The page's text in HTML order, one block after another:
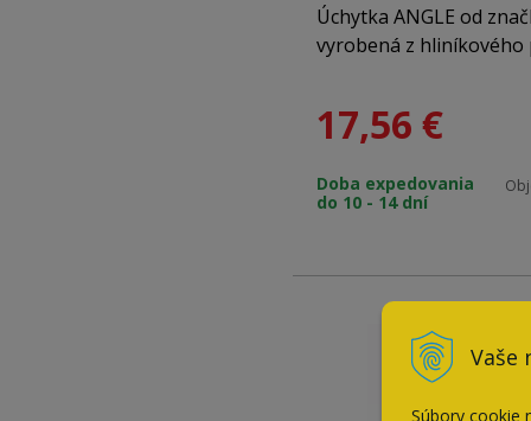
Vaše
Súbory cookie
Úchytka ANGLE od
vyrobená z hliníkového
charakter. Vďaka
posuvné dvere,
17,56 €
Doba expedovania
do 10 - 14 dní